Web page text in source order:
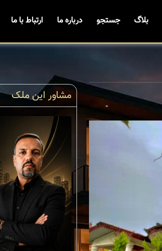
بلاگ جستجو درباره ما ارتباط با ما
مشاور این ملک